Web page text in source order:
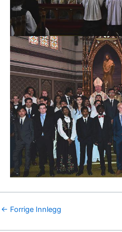
← Forrige Innlegg